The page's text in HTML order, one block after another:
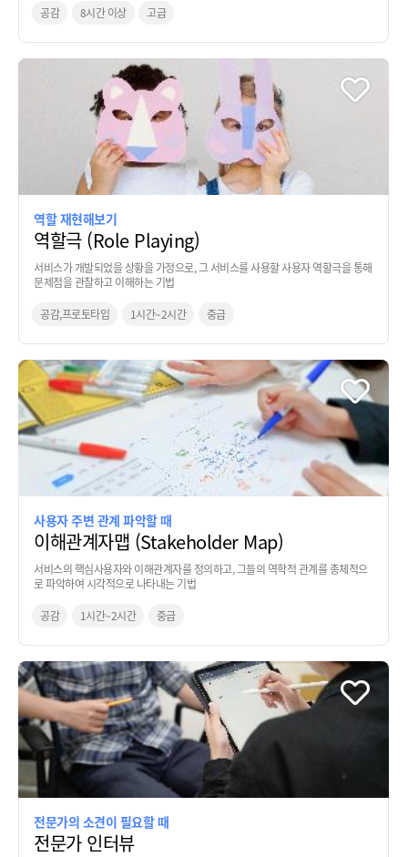
공감
8시간 이상 고급
역할 재현해보기
역할극 (Role Playing)
서비스가 개발되었을 상황을 가정으로, 그 서비스를 사용할 사용자 역할극을 통해
문제점을 관찰하고 이해하는 기법
공감,프로토타입 1시간~2시간 중급
사용자 주변 관계 파악할 때
이해관계자맵 (Stakeholder Map)
서비스의 핵심사용자와 이해관계자를 정의하고, 그들의 역학적 관계를 총체적으
로 파악하여 시각적으로 나타내는 기법
공감 1시간~2시간 중급
전문가의 소견이 필요할 때
전문가 인터뷰